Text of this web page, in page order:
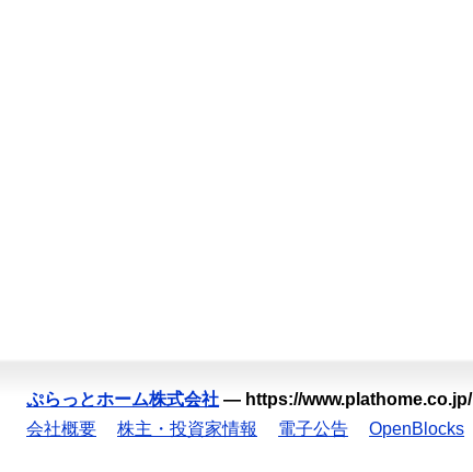
ぷらっとホーム株式会社 — https://www.plathome.co.jp/
会社概要
株主・投資家情報 電子公告 OpenBlocks